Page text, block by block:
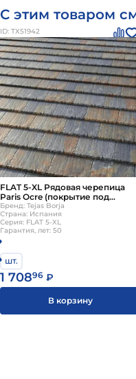
С этим товаром
ID: ТХ51942
FLAT 5-XL Рядовая черепица
Paris Ocre (покрытие под
сланец, фактурный край) Tejas
Borja
Бренд: Tejas Borja
Страна: Испания
Серия: FLAT 5-XL
Гарантия, лет: 50
шт.
1 70896 ₽
В корзину